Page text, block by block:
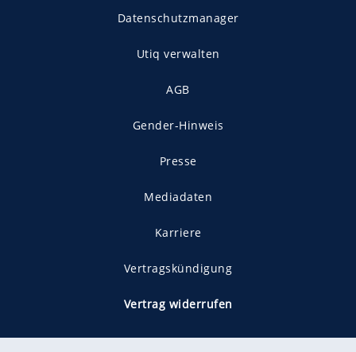
Datenschutzmanager
Utiq verwalten
AGB
Gender-Hinweis
Presse
Mediadaten
Karriere
Vertragskündigung
Vertrag widerrufen